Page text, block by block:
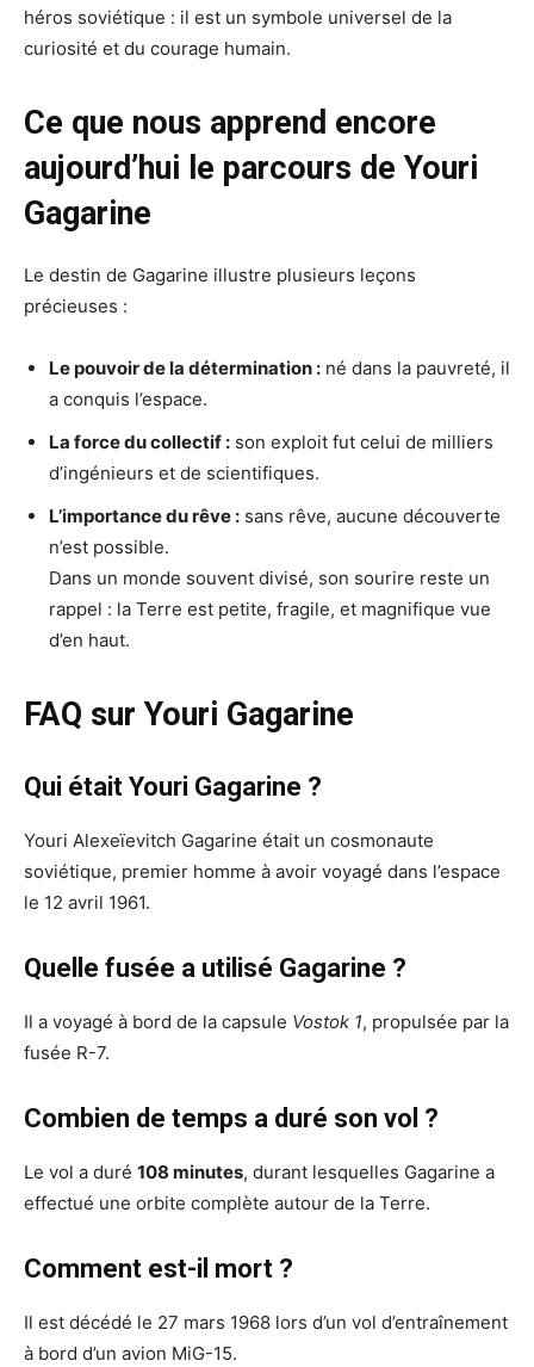
héros soviétique : il est un symbole universel de la
curiosité et du courage humain.
Ce que nous apprend encore
aujourd’hui le parcours de Youri
Gagarine
Le destin de Gagarine illustre plusieurs leçons
précieuses :
Le pouvoir de la détermination : né dans la pauvreté, il
a conquis l’espace.
La force du collectif : son exploit fut celui de milliers
d’ingénieurs et de scientifiques.
L’importance du rêve : sans rêve, aucune découverte
n’est possible.
Dans un monde souvent divisé, son sourire reste un
rappel : la Terre est petite, fragile, et magnifique vue
d’en haut.
FAQ sur Youri Gagarine
Qui était Youri Gagarine ?
Youri Alexeïevitch Gagarine était un cosmonaute
soviétique, premier homme à avoir voyagé dans l’espace
le 12 avril 1961.
Quelle fusée a utilisé Gagarine ?
Il a voyagé à bord de la capsule Vostok 1, propulsée par la
fusée R-7.
Combien de temps a duré son vol ?
Le vol a duré 108 minutes, durant lesquelles Gagarine a
effectué une orbite complète autour de la Terre.
Comment est-il mort ?
Il est décédé le 27 mars 1968 lors d’un vol d’entraînement
à bord d’un avion MiG-15.